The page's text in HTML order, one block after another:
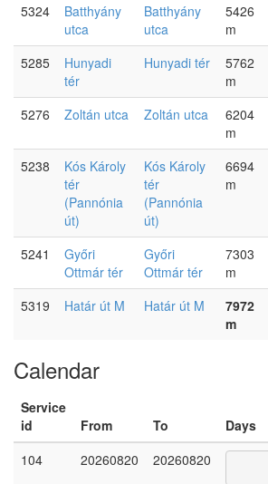
5324
Batthyány
utca
Batthyány
utca
5426
m
5285
Hunyadi
tér
Hunyadi tér
5762
m
5276
Zoltán utca Zoltán utca
6204
m
5238
Kós Károly
tér
(Pannónia
út)
Kós Károly
tér
(Pannónia
út)
6694
m
5241
Győri
Ottmár tér
Győri
Ottmár tér
7303
m
5319
Határ út M Határ út M
7972
m
Calendar
Service
id
From To Days
104
20260820 20260820